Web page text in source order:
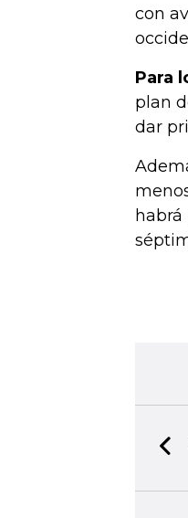
con
Para
plan
dar